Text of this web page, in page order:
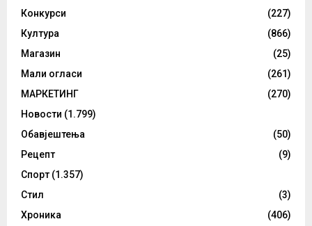
Конкурси
(227)
Култура
(866)
Магазин
(25)
Мали огласи
(261)
МАРКЕТИНГ
(270)
Новости (1.799)
Обавјештења
(50)
Рецепт
(9)
Спорт (1.357)
Стил
(3)
Хроника
(406)